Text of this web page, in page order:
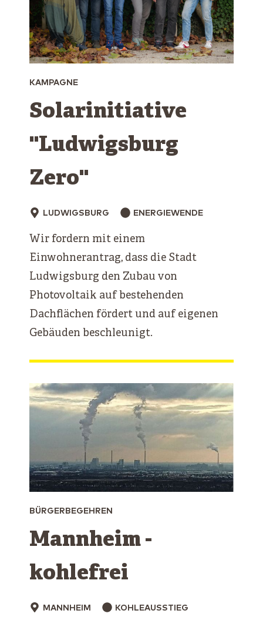
KAMPAGNE
Solarinitiative
"Ludwigsburg
Zero"
LUDWIGSBURG ENERGIEWENDE
Wir fordern mit einem
Einwohnerantrag, dass die Stadt
Ludwigsburg den Zubau von
Photovoltaik auf bestehenden
Dachflächen fördert und auf eigenen
Gebäuden beschleunigt.
BÜRGERBEGEHREN
Mannheim ­
kohlefrei
MANNHEIM KOHLEAUSSTIEG